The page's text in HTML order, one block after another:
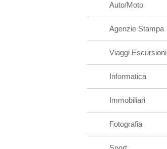
Auto/Moto
Agenzie Stampa
Viaggi Escursioni
Informatica
Immobiliari
Fotografia